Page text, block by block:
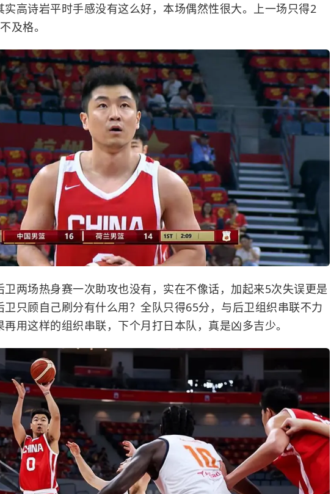
实高诗岩平时手感没有这么好，本场偶然性很大。上一场只得2
及格。
卫两场热身赛一次助攻也没有，实在不像话，加起来5次失误更是
卫只顾自己刷分有什么用？全队只得65分，与后卫组织串联不力
用这样的组织串联，下个月打日本队，真是凶多吉少。